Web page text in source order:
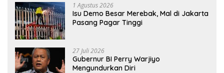
1 Agustus 2026
Isu Demo Besar Merebak, Mal di Jakarta
Pasang Pagar Tinggi
27 Juli 2026
Gubernur BI Perry Warjiyo
Mengundurkan Diri